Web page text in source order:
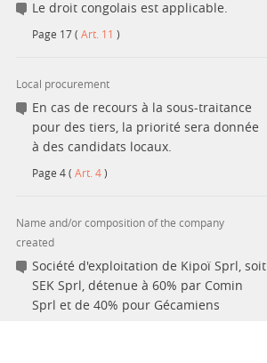
Le droit congolais est applicable.
Page 17( Art. 11 )
Local procurement
En cas de recours à la sous-traitance
pour des tiers, la priorité sera donnée
à des candidats locaux.
Page 4( Art. 4)
Name and/or composition of the company
created
Société d'exploitation de Kipoï Sprl, soit
SEK Sprl, détenue à 60% par Comin
Sprl et de 40% pour Gécamiens